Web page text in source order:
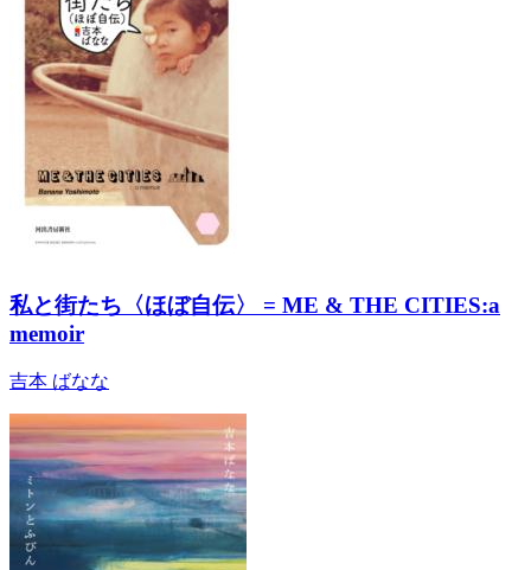
私と街たち〈ほぼ自伝〉 = ME & THE CITIES:a
memoir
吉本 ばなな